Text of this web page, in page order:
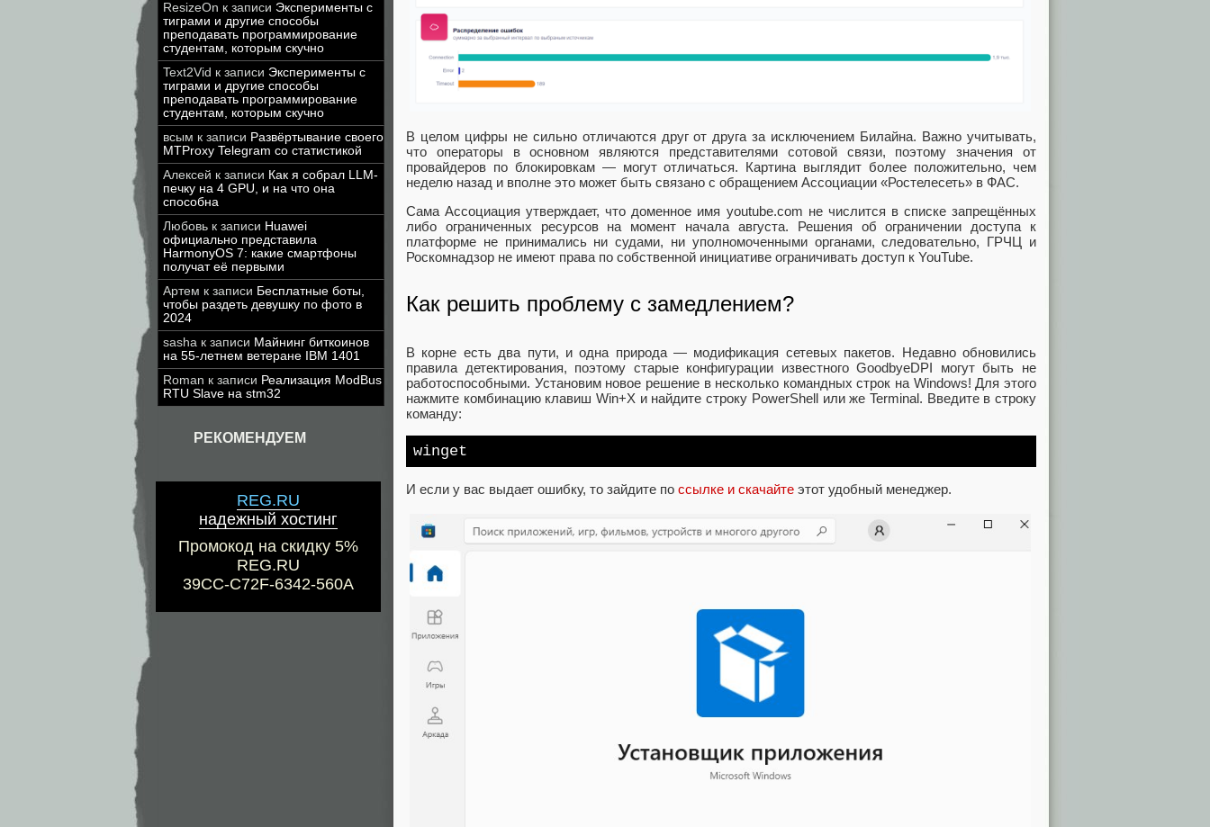
ResizeOn к записи Эксперименты с
тиграми и другие способы
преподавать программирование
студентам, которым скучно
Text2Vid к записи Эксперименты с
тиграми и другие способы
преподавать программирование
студентам, которым скучно
всым к записи Развёртывание своего
MTProxy Telegram со статистикой
Алексей к записи Как я собрал LLM-
печку на 4 GPU, и на что она
способна
Любовь к записи Huawei
официально представила
HarmonyOS 7: какие смартфоны
получат её первыми
Артем к записи Бесплатные боты,
чтобы раздеть девушку по фото в
2024
sasha к записи Майнинг биткоинов
на 55-летнем ветеране IBM 1401
Roman к записи Реализация ModBus
RTU Slave на stm32
РЕКОМЕНДУЕМ
REG.RU
надежный хостинг
Промокод на скидку 5%
REG.RU
39CC-C72F-6342-560A
В целом цифры не сильно отличаются друг от друга за исключением Билайна. Важно учитывать,
что операторы в основном являются представителями сотовой связи, поэтому значения от
провайдеров по блокировкам — могут отличаться. Картина выглядит более положительно, чем
неделю назад и вполне это может быть связано с обращением Ассоциации «Ростелесеть» в ФАС.
Сама Ассоциация утверждает, что доменное имя youtube.com не числится в списке запрещённых
либо ограниченных ресурсов на момент начала августа. Решения об ограничении доступа к
платформе не принимались ни судами, ни уполномоченными органами, следовательно, ГРЧЦ и
Роскомнадзор не имеют права по собственной инициативе ограничивать доступ к YouTube.
Как решить проблему с замедлением?
В корне есть два пути, и одна природа — модификация сетевых пакетов. Недавно обновились
правила детектирования, поэтому старые конфигурации известного GoodbyeDPI могут быть не
работоспособными. Установим новое решение в несколько командных строк на Windows! Для этого
нажмите комбинацию клавиш Win+X и найдите строку PowerShell или же Terminal. Введите в строку
команду:
winget
И если у вас выдает ошибку, то зайдите по ссылке и скачайте этот удобный менеджер.